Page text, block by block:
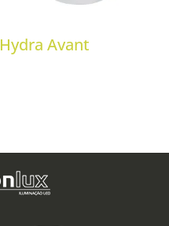
Hydra Avant